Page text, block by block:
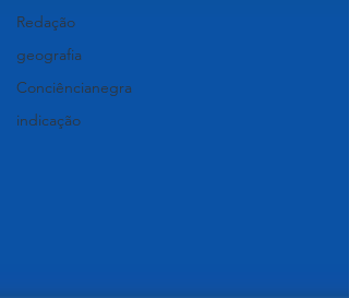
Redação
geografia
Conciêncianegra
indicação